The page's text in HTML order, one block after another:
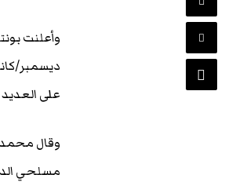
وأعلنت
ديسمبر/
على
وقال محمد
مسلحي